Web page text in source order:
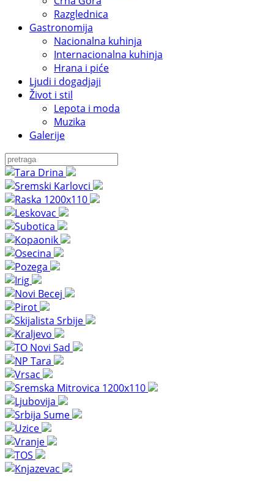
Razglednica
Gastronomija
Nacionalna kuhinja
Internacionalna kuhinja
Hrana i piće
Ljudi i dogadjaji
Život i stil
Lepota i moda
Muzika
Galerije